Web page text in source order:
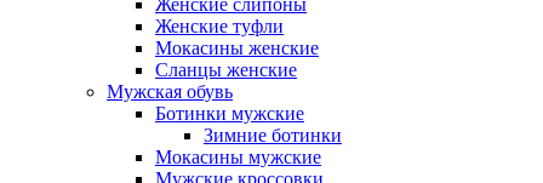
Женские слипоны
Женские туфли
Мокасины женские
Сланцы женские
Мужская обувь
Ботинки мужские
Зимние ботинки
Мокасины мужские
Мужские кроссовки